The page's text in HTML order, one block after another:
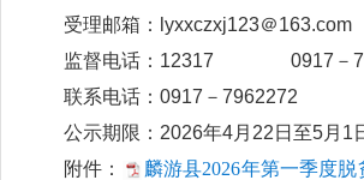
受理邮箱：lyxxczxj123＠163.com
监督电话：12317 0917－
联系电话：0917－7962272
公示期限：2026年4月22日至5月1
附件：
麟游县2026年第一季度